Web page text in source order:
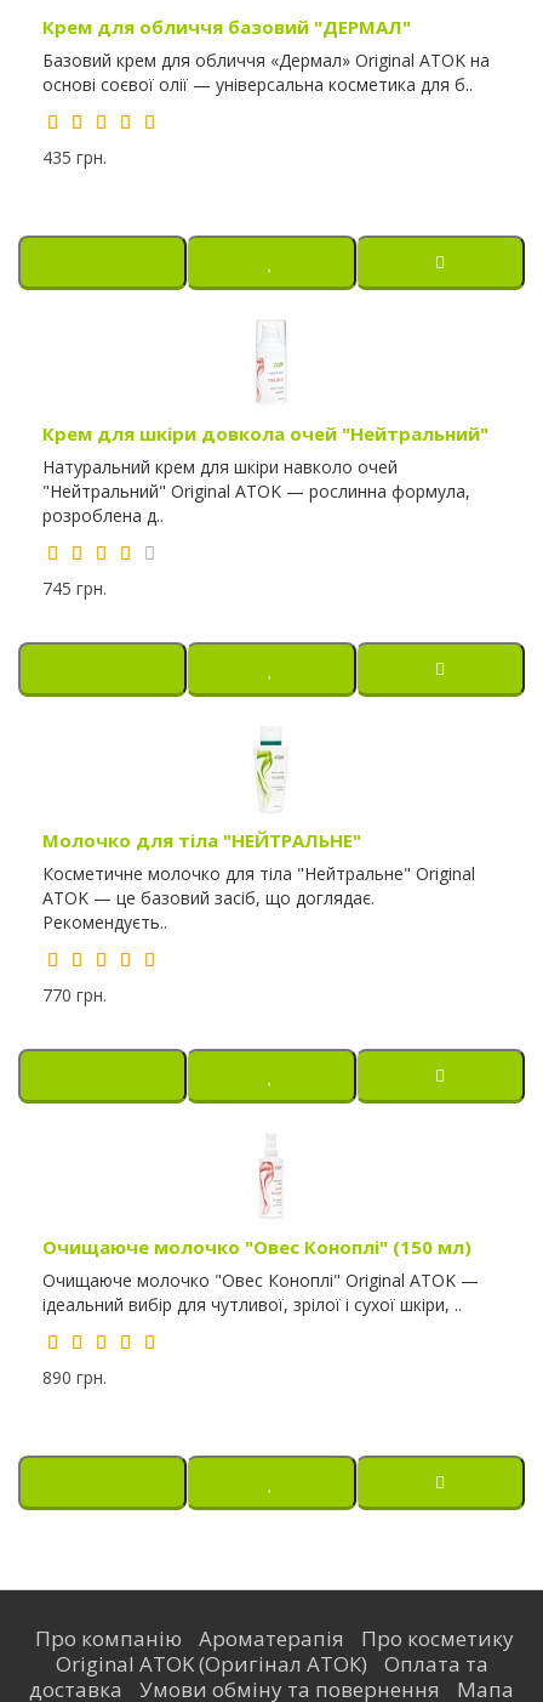
Крем для обличчя базовий "ДЕРМАЛ"
Базовий крем для обличчя «Дермал» Original ATOK на
основі соєвої олії — універсальна косметика для б..
435 грн.
Крем для шкіри довкола очей "Нейтральний"
Натуральний крем для шкіри навколо очей
"Нейтральний" Original ATOK — рослинна формула,
розроблена д..
745 грн.
Молочко для тіла "НЕЙТРАЛЬНЕ"
Косметичне молочко для тіла "Нейтральне" Original
ATOK — це базовий засіб, що доглядає.
Рекомендуєть..
770 грн.
Очищаюче молочко "Овес Коноплі" (150 мл)
Очищаюче молочко "Овес Коноплі" Original ATOK —
ідеальний вибір для чутливої, зрілої і сухої шкіри, ..
890 грн.
Про компанію Ароматерапія
Про косметику
Original ATOK (Оригінал АТОК)
Оплата та
доставка
Умови обміну та повернення
Мапа